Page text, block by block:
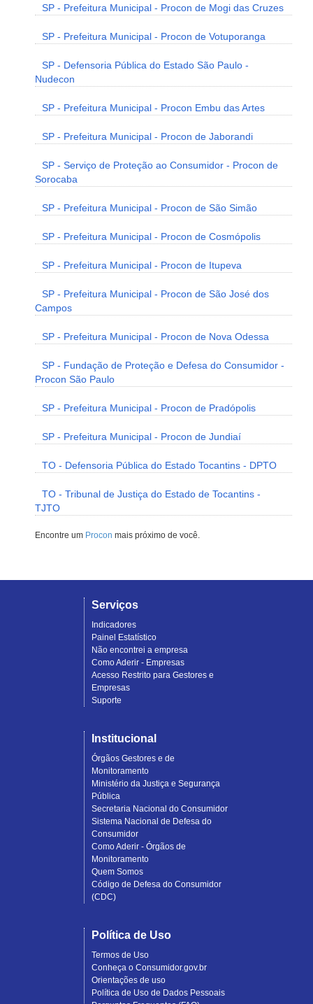
SP - Prefeitura Municipal - Procon de Mogi das Cruzes
SP - Prefeitura Municipal - Procon de Votuporanga
SP - Defensoria Pública do Estado São Paulo -
Nudecon
SP - Prefeitura Municipal - Procon Embu das Artes
SP - Prefeitura Municipal - Procon de Jaborandi
SP - Serviço de Proteção ao Consumidor - Procon de
Sorocaba
SP - Prefeitura Municipal - Procon de São Simão
SP - Prefeitura Municipal - Procon de Cosmópolis
SP - Prefeitura Municipal - Procon de Itupeva
SP - Prefeitura Municipal - Procon de São José dos
Campos
SP - Prefeitura Municipal - Procon de Nova Odessa
SP - Fundação de Proteção e Defesa do Consumidor -
Procon São Paulo
SP - Prefeitura Municipal - Procon de Pradópolis
SP - Prefeitura Municipal - Procon de Jundiaí
TO - Defensoria Pública do Estado Tocantins - DPTO
TO - Tribunal de Justiça do Estado de Tocantins -
TJTO
Encontre um Procon mais próximo de você.
Serviços
Indicadores
Painel Estatístico
Não encontrei a empresa
Como Aderir - Empresas
Acesso Restrito para Gestores e
Empresas
Suporte
Institucional
Órgãos Gestores e de
Monitoramento
Ministério da Justiça e Segurança
Pública
Secretaria Nacional do Consumidor
Sistema Nacional de Defesa do
Consumidor
Como Aderir - Órgãos de
Monitoramento
Quem Somos
Código de Defesa do Consumidor
(CDC)
Política de Uso
Termos de Uso
Conheça o Consumidor.gov.br
Orientações de uso
Política de Uso de Dados Pessoais